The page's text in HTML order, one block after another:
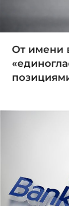
От имени